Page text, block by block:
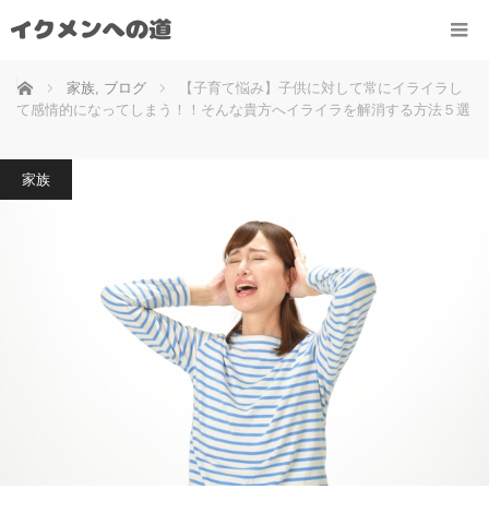
ホーム 家族, ブログ
【子育て悩み】子供に対して常にイライラし
て感情的になってしまう！！そんな貴方へイライラを解消する方法５選
家族